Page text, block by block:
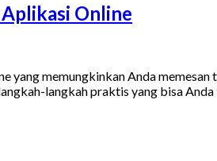
Online
memungkinkan Anda memesan
langkah praktis yang bisa